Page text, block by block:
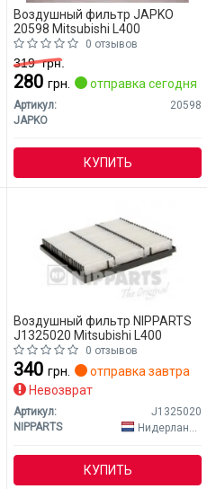
Воздушный фильтр JAPKO
20598 Mitsubishi L400
0 отзывов
319грн.
280 грн. отправка сегодня
Артикул:
20598
JAPKO
КУПИТЬ
Воздушный фильтр NIPPARTS
J1325020 Mitsubishi L400
0 отзывов
340 грн.
отправка завтра
Невозврат
Артикул:
J1325020
NIPPARTS
Нидерланды
КУПИТЬ